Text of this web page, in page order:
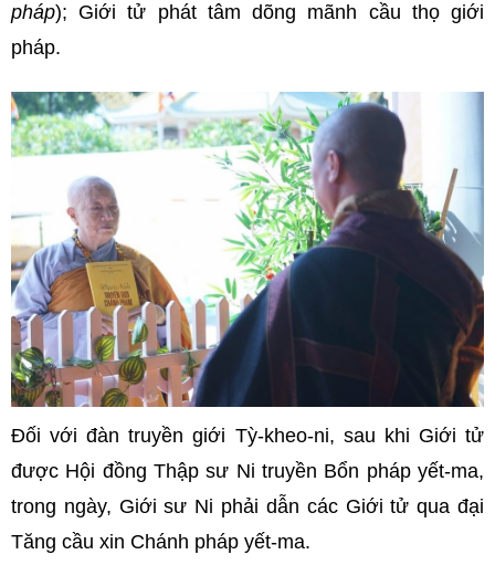
pháp); Giới tử phát tâm dõng mãnh cầu thọ giới
pháp.
Đối với đàn truyền giới Tỳ-kheo-ni, sau khi Giới tử
được Hội đồng Thập sư Ni truyền Bổn pháp yết-ma,
trong ngày, Giới sư Ni phải dẫn các Giới tử qua đại
Tăng cầu xin Chánh pháp yết-ma.